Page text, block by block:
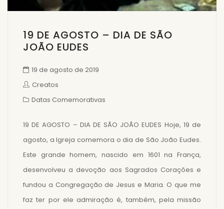
19 DE AGOSTO – DIA DE SÃO
JOÃO EUDES
19 de agosto de 2019
Creatos
Datas Comemorativas
19 DE AGOSTO – DIA DE SÃO JOÃO EUDES Hoje, 19 de
agosto, a Igreja comemora o dia de São João Eudes.
Este grande homem, nascido em 1601 na França,
desenvolveu a devoção aos Sagrados Corações e
fundou a Congregação de Jesus e Maria. O que me
faz ter por ele admiração é, também, pela missão